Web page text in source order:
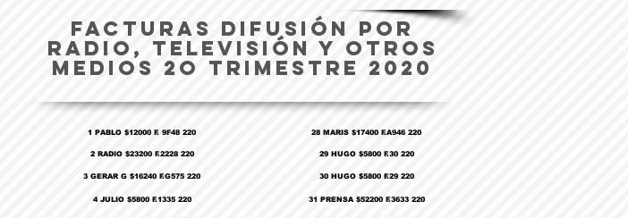
FACTURAS DIFUSIÓN POR
RADIO, TELEVISIÓN Y OTROS
MEDIOS 2o TRIMESTRE 2020
1 PABLO $12000 F. 9F48 220
2 RADIO $23200 F.2228 220
3 GERAR G $16240 F.G575 220
4 JULIO $5800 F.1335 220
28 MARIS $17400 F.A946 220
29 HUGO $5800 F.30 220
30 HUGO $5800 F.29 220
31 PRENSA $52200 F.3633 220